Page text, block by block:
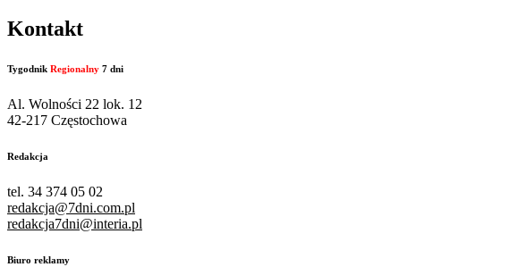
Kontakt
Tygodnik Regionalny 7 dni
Al. Wolności 22 lok. 12
42-217 Częstochowa
Redakcja
tel. 34 374 05 02
redakcja@7dni.com.pl
redakcja7dni@interia.pl
Biuro reklamy